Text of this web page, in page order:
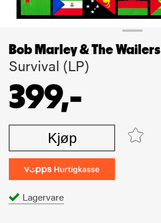
Bob Marley & The Wailers
Survival (LP)
399,-
Kjøp
Lagervare